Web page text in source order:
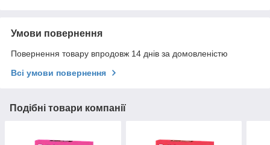
Умови повернення
Повернення товару впродовж 14 днів за домовленістю
Всі умови повернення
Подібні товари компанії